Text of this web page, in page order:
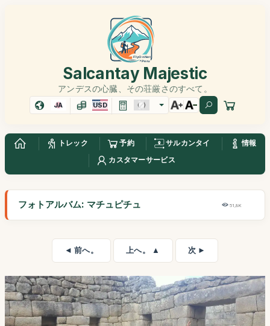
Salcantay Majestic
アンデスの心臓、その荘厳さのすべて。
JA USD
トレック 予約 サルカンタイ
情報
カスタマーサービス
フォトアルバム: マチュピチュ 51,8K
◄ 前へ。 上へ。 ▲ 次 ►